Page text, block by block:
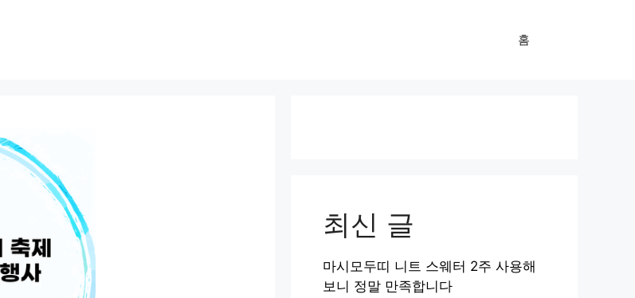
홈
최신 글
마시모두띠 니트 스웨터 2주 사용해
보니 정말 만족합니다